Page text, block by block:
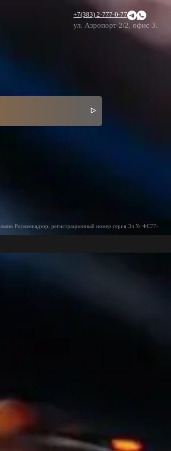
+7(383) 2-777-0-77
ул. Аэропорт 2/2, офис 3.
Роскомнадзор, регистрационный номер серия Эл № ФС77-